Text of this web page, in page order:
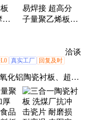
擦
易焊接 超高分
子量聚乙烯板
洽谈
真实工厂
回复及时
化铝陶瓷衬板、超高
四氟乙烯板、聚四氟
聚四氟滑动支座板、
胶板、碳化硅、氧化